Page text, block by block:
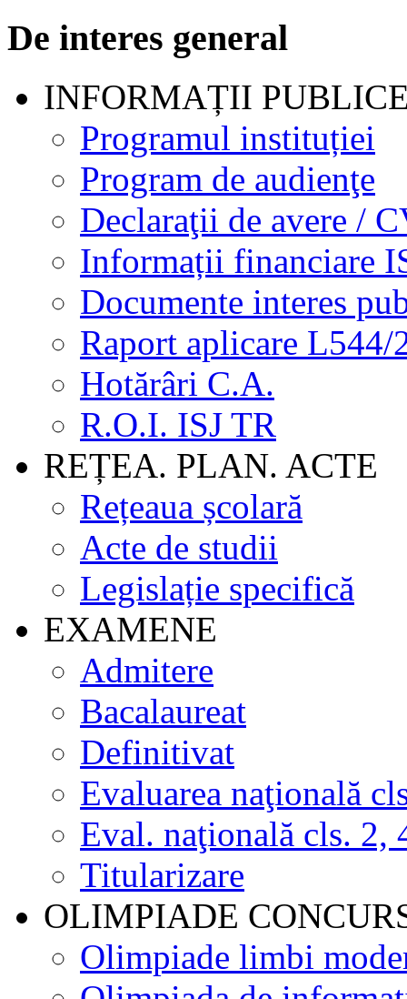
De interes general
INFORMAȚII
Programul instituției
Program de audienţe
Declaraţii de avere /
Informații financiare
Documente interes
Raport aplicare L544/
Hotărâri C.A.
R.O.I. ISJ TR
REȚEA. PLAN. ACTE
Rețeaua școlară
Acte de studii
Legislație specifică
EXAMENE
Admitere
Bacalaureat
Definitivat
Evaluarea naţională
Eval. naţională cls. 2,
Titularizare
OLIMPIADE
Olimpiade limbi